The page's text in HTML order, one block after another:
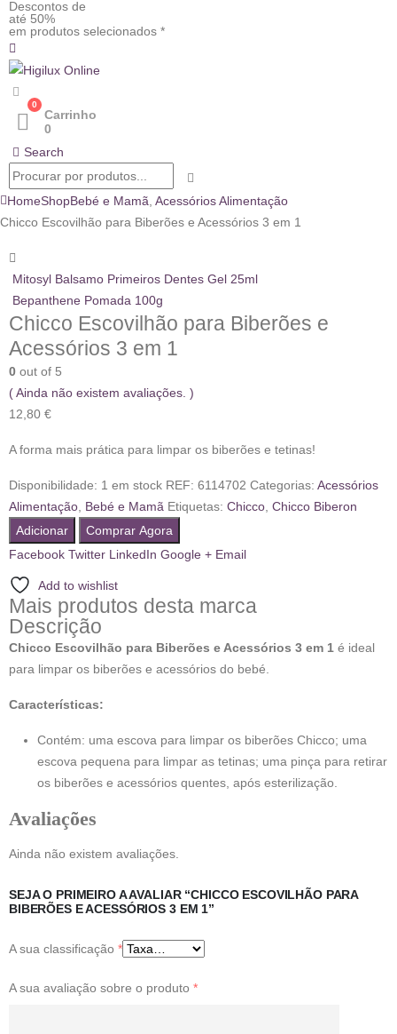
Descontos de
até 50%
em produtos selecionados *
0
Carrinho
0
Search
HomeShopBebé e Mamã Acessórios Alimentação
Chicco Escovilhão para Biberões e Acessórios 3 em 1
Mitosyl Balsamo Primeiros Dentes Gel 25ml
Bepanthene Pomada 100g
Chicco Escovilhão para Biberões e
Acessórios 3 em 1
0 out of 5
( Ainda não existem avaliações. )
12,80 €
A forma mais prática para limpar os biberões e tetinas!
Disponibilidade: 1 em stock REF: 6114702 Categorias: Acessórios
Alimentação Bebé e Mamã Etiquetas: Chicco Chicco Biberon
Adicionar
Comprar Agora
Facebook Twitter LinkedIn Google + Email
Add to wishlist
Mais produtos desta marca
Descrição
Chicco Escovilhão para Biberões e Acessórios 3 em 1 é ideal
para limpar os biberões e acessórios do bebé.
Características:
Contém: uma escova para limpar os biberões Chicco; uma
escova pequena para limpar as tetinas; uma pinça para retirar
os biberões e acessórios quentes, após esterilização.
Avaliações
Ainda não existem avaliações.
SEJA O PRIMEIRO A AVALIAR “CHICCO ESCOVILHÃO PARA
BIBERÕES E ACESSÓRIOS 3 EM 1”
A sua classificação *
A sua avaliação sobre o produto *